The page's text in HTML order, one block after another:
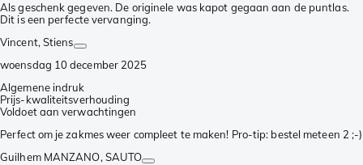
Als geschenk gegeven. De originele was kapot gegaan aan de puntlas.
Dit is een perfecte vervanging.
Vincent, Stiens
woensdag 10 december 2025
Algemene indruk
Prijs-kwaliteitsverhouding
Voldoet aan verwachtingen
Perfect om je zakmes weer compleet te maken! Pro-tip: bestel meteen 2 ;-)
Guilhem MANZANO, SAUTO